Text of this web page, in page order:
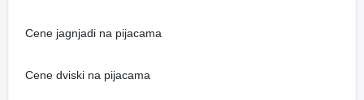
Cene jagnjadi na pijacama
Cene dviski na pijacama